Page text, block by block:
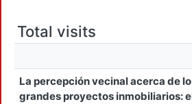
Total visits
La percepción vecinal acerca de
grandes proyectos inmobiliarios: